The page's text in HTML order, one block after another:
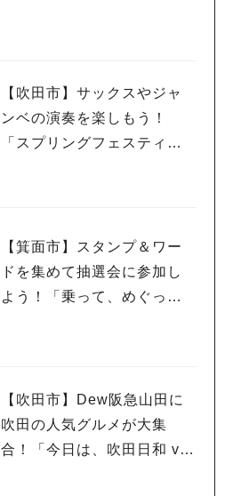
【吹田市】サックスやジャ
ンベの演奏を楽しもう！
「スプリングフェスティバ
【箕面市】スタンプ＆ワー
ドを集めて抽選会に参加し
よう！「乗って、めぐっ
【吹田市】Dew阪急山田に
吹田の人気グルメが大集
合！「今日は、吹田日和 vo